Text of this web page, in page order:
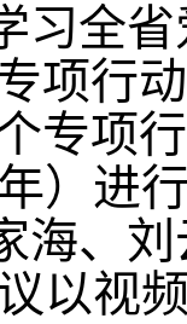
习全
项行
专项
）进
海、
以视